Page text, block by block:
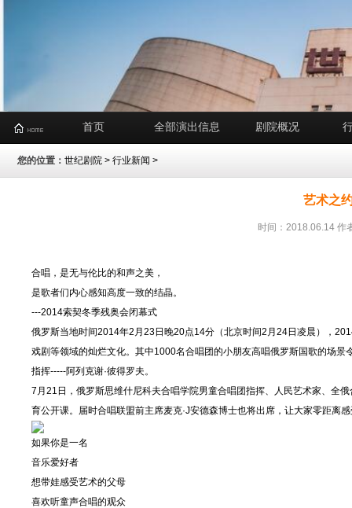
首页 全部演出信息 剧院概况
您的位置： 世纪剧院 > 行业新闻 >
艺术之
时间：2018.06.14 作
合唱，是无与伦比的和声之美，
是歌者们内心感知高度一致的结晶。
---2014索契冬季残奥会闭幕式
俄罗斯当地时间2014年2月23日晚20点14分（北京时间2月24日凌晨），
戏剧等领域的灿烂文化。其中1000名合唱团的小朋友高唱俄罗斯国歌的场
指挥-----阿列克谢·彼得罗夫。
7月21日，俄罗斯思维什尼科夫合唱学院男童合唱团指挥、人民艺术家、全
育公开课。届时合唱联盟前主席麦克·J安德森博士也将出席，让大家零距离
如果你是一名
音乐爱好者
想带娃感受艺术的父母
喜欢听童声合唱的观众